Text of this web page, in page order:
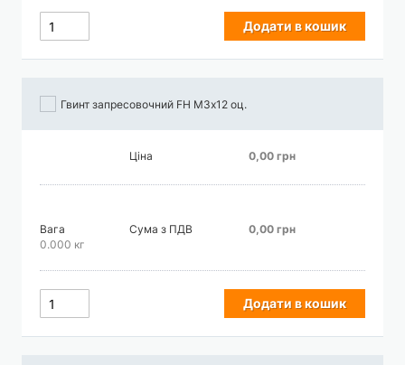
Додати в кошик
Гвинт запресовочний FH М3х12 оц.
Ціна 0,00 грн
Вага
0.000 кг
Сума з ПДВ 0,00 грн
Додати в кошик